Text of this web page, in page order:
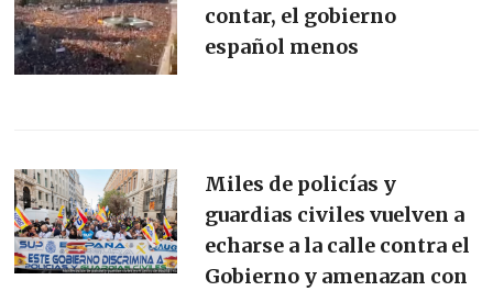
contar, el gobierno
español menos
Miles de policías y
guardias civiles vuelven a
echarse a la calle contra el
Gobierno y amenazan con